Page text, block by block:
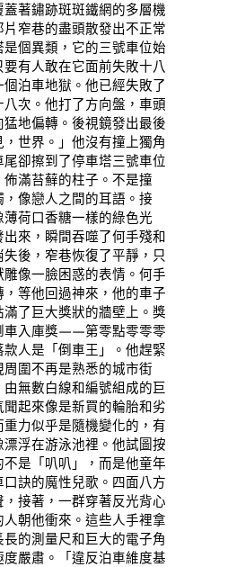
著鏽跡斑斑鐵網的多層機
窄巷的盡頭散發出不正常
個異類，它的三號車位始
有人敢在它面前失敗十八
泊車地獄。他已經失敗了
次。他打了方向盤，車頭
地偏轉。後視鏡發出最後
世界。」他沒有撞上獨角
卻擦到了停車塔三號車位
滿苔蘚的柱子。不是撞
像戀人之間的耳語。接
荷口香糖一樣的綠色光
來，瞬間吞噬了何手殘和
後，窄巷恢復了平靜，只
雕像一臉困惑的表情。何手
等他回過神來，他的車子
了巨大獎狀的牆壁上。獎
車入庫獎——第零點零零零
人是「倒車王」。他趕緊
圍不再是熟悉的城市街
無數白線和編號組成的巨
起來像是新買的輪胎和劣
力似乎是隨機變化的，有
浮在游泳池裡。他試圖按
是「叭叭」，而是他童年
訣的魔性兒歌。四面八方
接著，一群穿著反光背心
朝他衝來。這些人手裡拿
的測量尺和巨大的電子角
嚴肅。「違反泊車維度基